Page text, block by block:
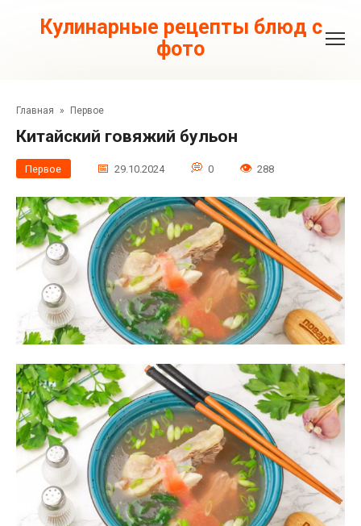
контентуКулинарные рецепты блюд с
фото
Главная » Первое
Китайский говяжий бульон
Первое 29.10.2024 0 288